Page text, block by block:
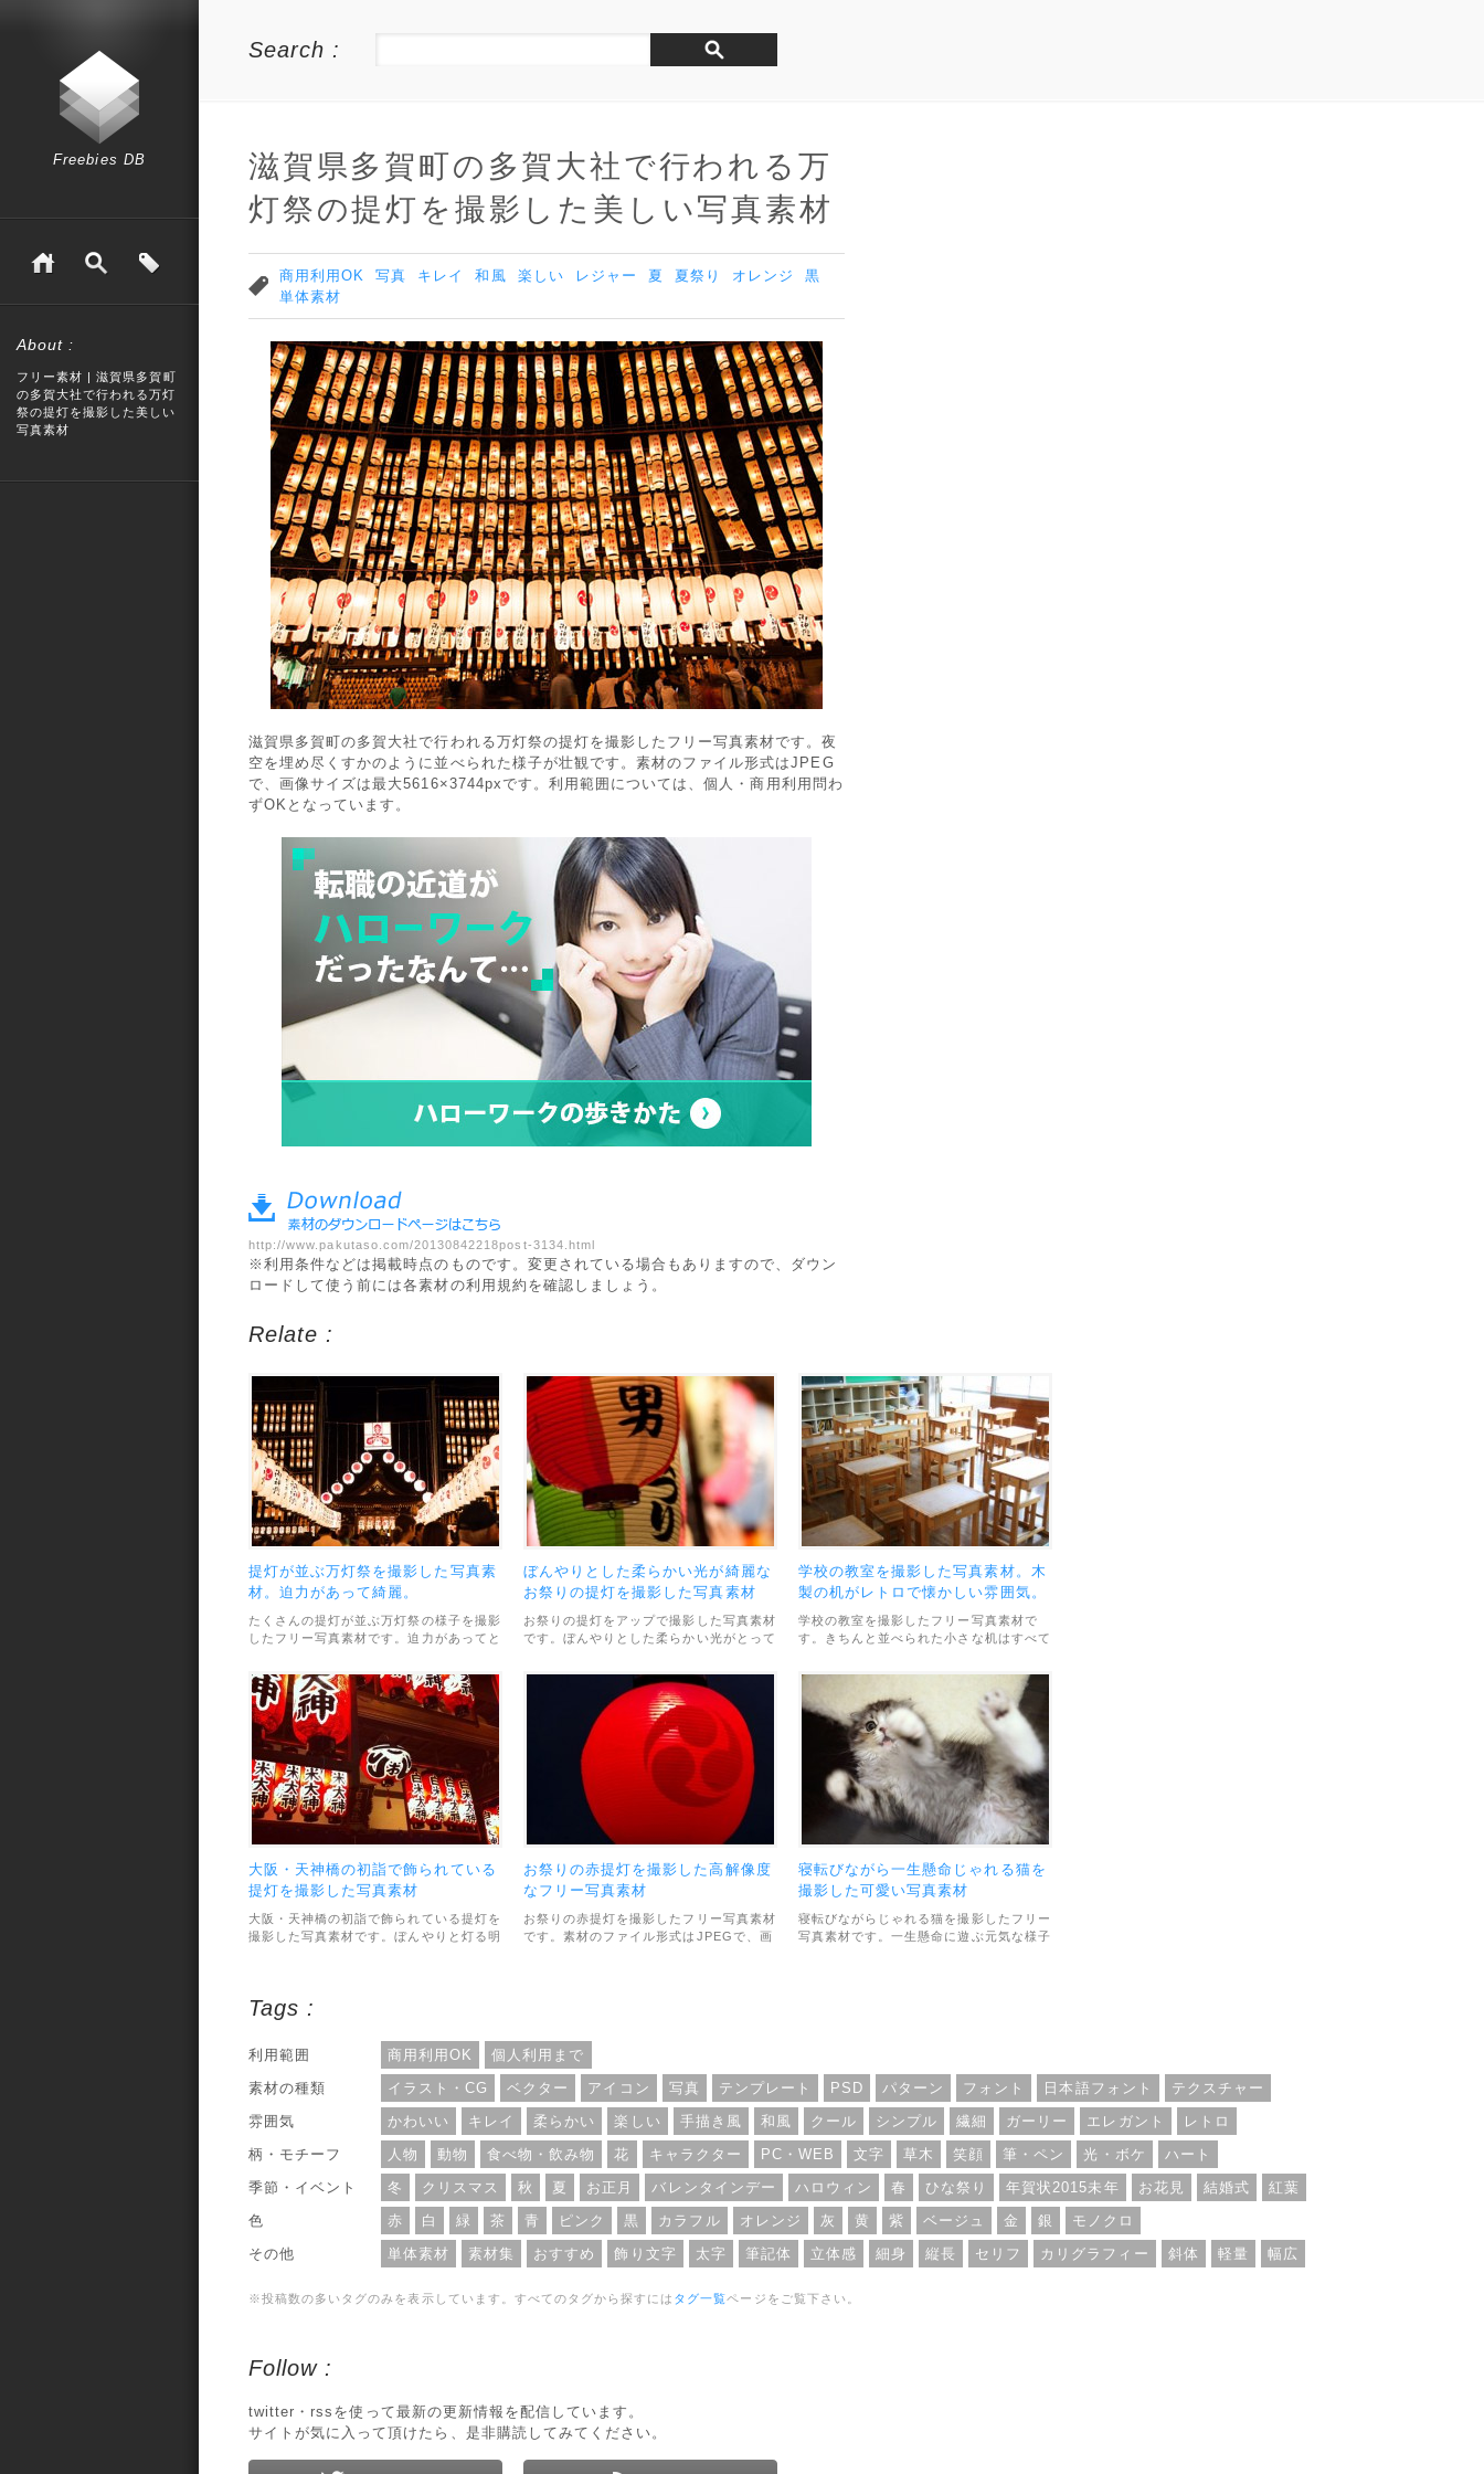
Freebies DB
About :
フリー素材 | 滋賀県多賀町
の多賀大社で行われる万灯
祭の提灯を撮影した美しい
写真素材
Search :
滋賀県多賀町の多賀大社で行われる万
灯祭の提灯を撮影した美しい写真素材
商用利用OK 写真 キレイ 和風 楽しい レジャー 夏 夏祭り オレンジ
黒
単体素材
滋賀県多賀町の多賀大社で行われる万灯祭の提灯を撮影したフリー写真素材です。夜
空を埋め尽くすかのように並べられた様子が壮観です。素材のファイル形式はJPEG
で、画像サイズは最大5616×3744pxです。利用範囲については、個人・商用利用問わ
ずOKとなっています。
http://www.pakutaso.com/20130842218post-3134.html
※利用条件などは掲載時点のものです。変更されている場合もありますので、ダウン
ロードして使う前には各素材の利用規約を確認しましょう。
Relate :
提灯が並ぶ万灯祭を撮影した写真素
材。迫力があって綺麗。
たくさんの提灯が並ぶ万灯祭の様子を撮影
したフリー写真素材です。迫力があってと
JPEGで、画像サイズは最大
5616×3300pxと高解像度です。利用範囲
については、個人・商用利用問わずOKと
なっています。
ぼんやりとした柔らかい光が綺麗な
お祭りの提灯を撮影した写真素材
お祭りの提灯をアップで撮影した写真素材
です。ぼんやりとした柔らかい光がとって
ています。利用範囲については、個人・商
用利用問わずOKとのことです。
学校の教室を撮影した写真素材。木
製の机がレトロで懐かしい雰囲気。
学校の教室を撮影したフリー写真素材で
す。きちんと並べられた小さな机はすべて
材のファイル形式はJPEGで、画像サイズ
は1600×1067pxです。利用範囲について
は、個人・商用利用問わずOKとなってい
ます。
大阪・天神橋の初詣で飾られている
提灯を撮影した写真素材
大阪・天神橋の初詣で飾られている提灯を
撮影した写真素材です。ぼんやりと灯る明
については、個人・商用利用問わずOKと
のことです。
お祭りの赤提灯を撮影した高解像度
なフリー写真素材
お祭りの赤提灯を撮影したフリー写真素材
です。素材のファイル形式はJPEGで、画
寝転びながら一生懸命じゃれる猫を
撮影した可愛い写真素材
寝転びながらじゃれる猫を撮影したフリー
写真素材です。一生懸命に遊ぶ元気な様子
Tags :
利用範囲 商用利用OK
個人利用まで
素材の種類
イラスト・CG ベクター アイコン 写真 テンプレート PSD パターン フォント 日本語フォント
テクスチャー
雰囲気
かわいい キレイ 柔らかい 楽しい 手描き風 和風 クール シンプル 繊細 ガーリー エレガント
レトロ
柄・モチーフ
人物 動物 食べ物・飲み物 花 キャラクター PC・WEB 文字 草木 笑顔 筆・ペン 光・ボケ
ハート
季節・イベント
冬 クリスマス 秋 夏 お正月 バレンタインデー ハロウィン 春 ひな祭り 年賀状2015未年 お花見 結婚式
紅葉
色
赤 白 緑 茶 青 ピンク 黒 カラフル オレンジ 灰 黄 紫 ベージュ 金 銀
モノクロ
その他
単体素材 素材集 おすすめ 飾り文字 太字 筆記体 立体感 細身 縦長 セリフ カリグラフィー 斜体 軽量 幅広
※投稿数の多いタグのみを表示しています。すべてのタグから探すには タグ一覧ページをご覧下さい。
Follow :
twitter・rssを使って最新の更新情報を配信しています。
サイトが気に入って頂けたら、是非購読してみてください。